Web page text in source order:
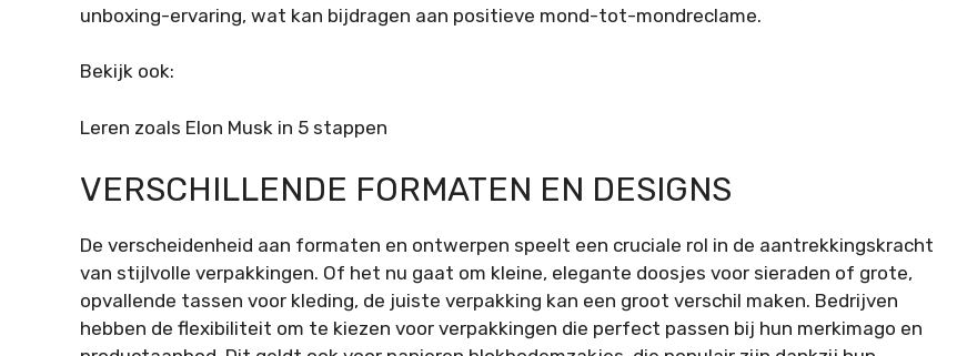
unboxing-ervaring, wat kan bijdragen aan positieve mond-tot-mondreclame.
Bekijk ook:
Leren zoals Elon Musk in 5 stappen
VERSCHILLENDE FORMATEN EN DESIGNS
De verscheidenheid aan formaten en ontwerpen speelt een cruciale rol in de aantrekkingskracht
van stijlvolle verpakkingen. Of het nu gaat om kleine, elegante doosjes voor sieraden of grote,
opvallende tassen voor kleding, de juiste verpakking kan een groot verschil maken. Bedrijven
hebben de flexibiliteit om te kiezen voor verpakkingen die perfect passen bij hun merkimago en